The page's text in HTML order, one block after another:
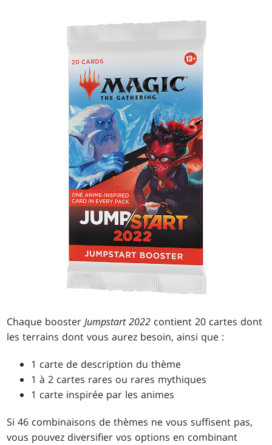
Chaque boosterJumpstart 2022 contient 20 cartes dont
les terrains dont vous aurez besoin, ainsi que :
1 carte de description du thème
1 à 2 cartes rares ou rares mythiques
1 carte inspirée par les animes
Si 46 combinaisons de thèmes ne vous suffisent pas,
vous pouvez diversifier vos options en combinant